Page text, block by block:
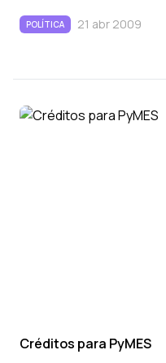
POLÍTICA 21 abr 2009
Créditos para PyMES